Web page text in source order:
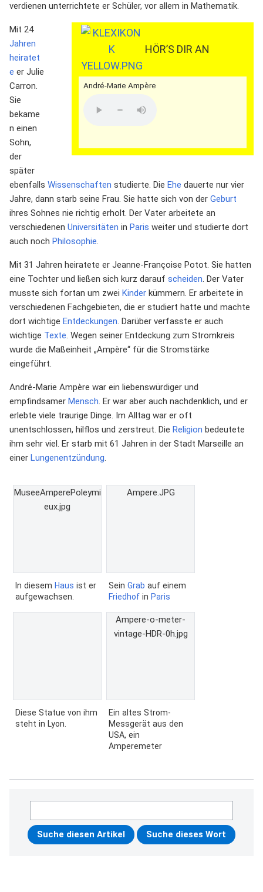
verdienen unterrichtete er Schüler, vor allem in Mathematik.
HÖR’S DIR AN
André-Marie Ampère
Mit 24
Jahren
heiratet
e er Julie
Carron.
Sie
bekame
n einen
Sohn,
der
später
ebenfalls Wissenschaften studierte. Die Ehe dauerte nur vier
Jahre, dann starb seine Frau. Sie hatte sich von der Geburt
ihres Sohnes nie richtig erholt. Der Vater arbeitete an
verschiedenen Universitäten in Paris weiter und studierte dort
auch noch Philosophie.
Mit 31 Jahren heiratete er Jeanne-Françoise Potot. Sie hatten
eine Tochter und ließen sich kurz darauf scheiden. Der Vater
musste sich fortan um zwei Kinder kümmern. Er arbeitete in
verschiedenen Fachgebieten, die er studiert hatte und machte
dort wichtige Entdeckungen. Darüber verfasste er auch
wichtige Texte. Wegen seiner Entdeckung zum Stromkreis
wurde die Maßeinheit „Ampère“ für die Stromstärke
eingeführt.
André-Marie Ampère war ein liebenswürdiger und
empfindsamer Mensch. Er war aber auch nachdenklich, und er
erlebte viele traurige Dinge. Im Alltag war er oft
unentschlossen, hilflos und zerstreut. Die Religion bedeutete
ihm sehr viel. Er starb mit 61 Jahren in der Stadt Marseille an
einer Lungenentzündung.
MuseeAmperePoleymi
eux.jpg
In diesem Haus ist er
aufgewachsen.
Ampere.JPG
Sein Grab auf einem
Friedhof in Paris
Diese Statue von ihm
steht in Lyon.
Ampere-o-meter-
vintage-HDR-0h.jpg
Ein altes Strom-
Messgerät aus den
USA, ein
Amperemeter